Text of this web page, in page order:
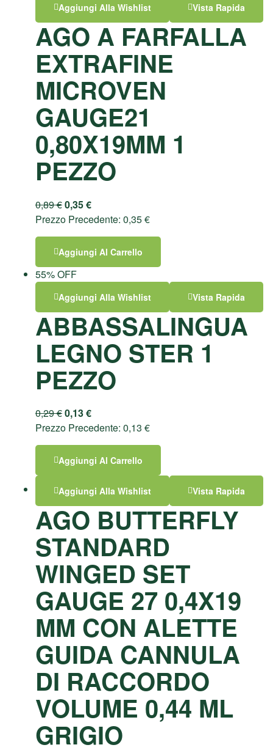
Aggiungi Alla Wishlist Vista Rapida
AGO A FARFALLA
EXTRAFINE
MICROVEN
GAUGE21
0,80X19MM 1
PEZZO
0,89€0,35€
Prezzo Precedente: 0,35€
Aggiungi Al Carrello
55% OFF
Aggiungi Alla Wishlist Vista Rapida
ABBASSALINGUA
LEGNO STER 1
PEZZO
0,29€0,13€
Prezzo Precedente: 0,13 €
Aggiungi Al Carrello
Aggiungi Alla Wishlist Vista Rapida
AGO BUTTERFLY
STANDARD
WINGED SET
GAUGE 27 0,4X19
MM CON ALETTE
GUIDA CANNULA
DI RACCORDO
VOLUME 0,44 ML
GRIGIO